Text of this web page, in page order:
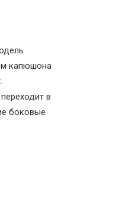
капюшона
в
боковые